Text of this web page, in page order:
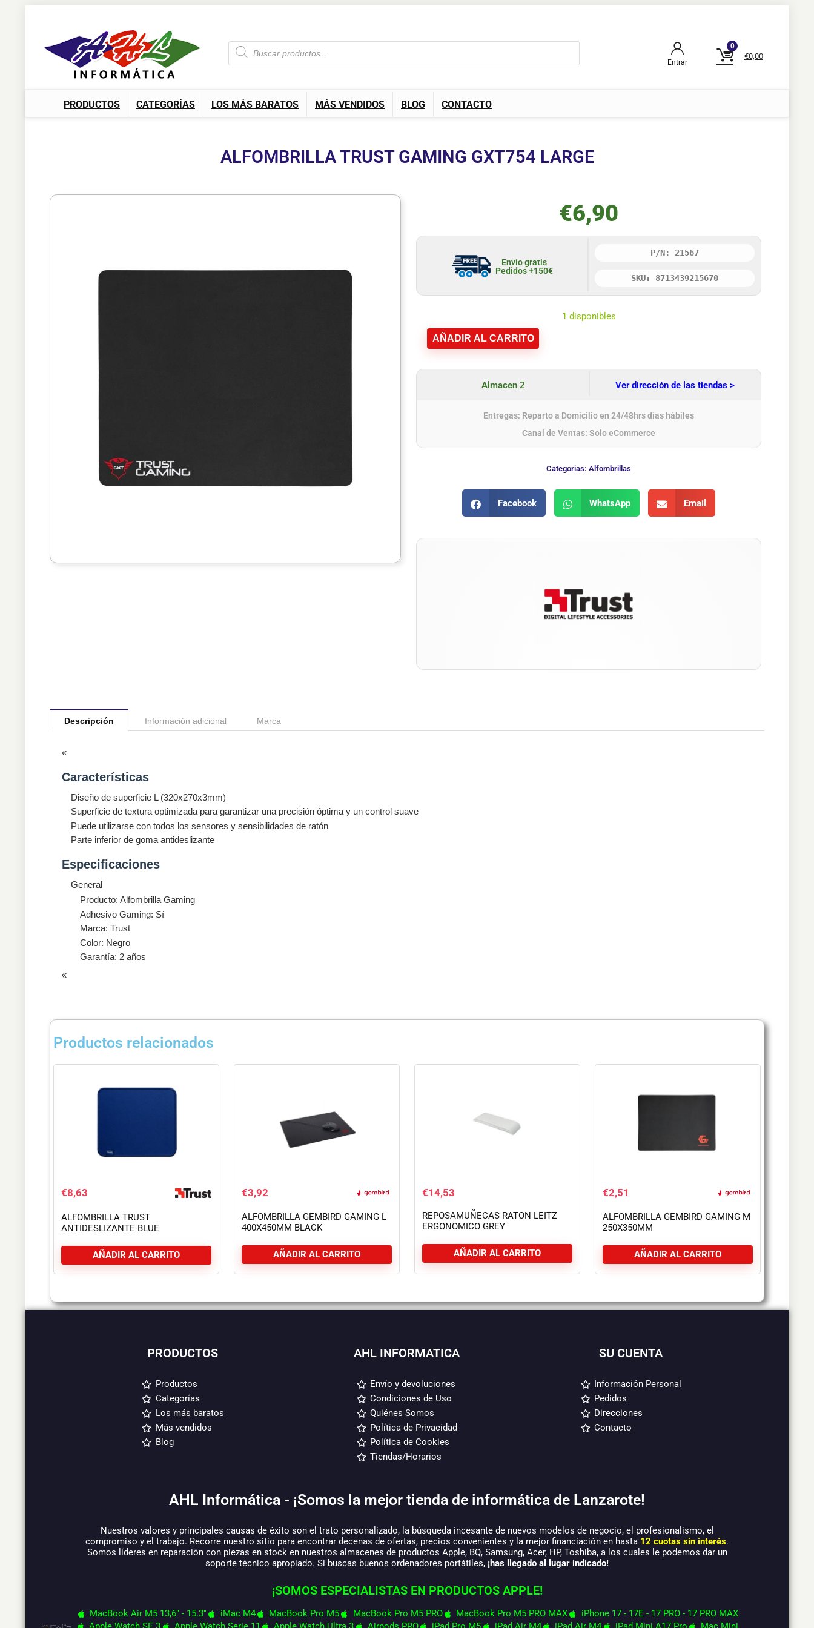
Entrar
0
€0,00
PRODUCTOS CATEGORÍAS LOS MÁS BARATOS MÁS VENDIDOS BLOG CONTACTO
ALFOMBRILLA TRUST GAMING GXT754 LARGE
€6,90
Envío gratis
Pedidos +150€
P/N: 21567
SKU: 8713439215670
1 disponibles
AÑADIR AL CARRITO
Almacen 2 Ver dirección de las tiendas >
Entregas: Reparto a Domicilio en 24/48hrs días hábiles
Canal de Ventas: Solo eCommerce
Categorias: Alfombrillas
Facebook WhatsApp Email
Descripción Información adicional Marca
«
Características
Diseño de superficie L (320x270x3mm)
Superficie de textura optimizada para garantizar una precisión óptima y un control suave
Puede utilizarse con todos los sensores y sensibilidades de ratón
Parte inferior de goma antideslizante
Especificaciones
General
Producto: Alfombrilla Gaming
Adhesivo Gaming: Sí
Marca: Trust
Color: Negro
Garantía: 2 años
«
Productos relacionados
€8,63
ALFOMBRILLA TRUST
ANTIDESLIZANTE BLUE
AÑADIR AL CARRITO
€3,92
ALFOMBRILLA GEMBIRD GAMING L
400X450MM BLACK
AÑADIR AL CARRITO
€14,53
REPOSAMUÑECAS RATON LEITZ
ERGONOMICO GREY
AÑADIR AL CARRITO
€2,51
ALFOMBRILLA GEMBIRD GAMING M
250X350MM
AÑADIR AL CARRITO
PRODUCTOS
Productos
Categorías
Los más baratos
Más vendidos
Blog
AHL INFORMATICA
Envío y devoluciones
Condiciones de Uso
Quiénes Somos
Política de Privacidad
Política de Cookies
Tiendas/Horarios
SU CUENTA
Información Personal
Pedidos
Direcciones
Contacto
AHL Informática - ¡Somos la mejor tienda de informática de Lanzarote!
Nuestros valores y principales causas de éxito son el trato personalizado, la búsqueda incesante de nuevos modelos de negocio, el profesionalismo, el
compromiso y el trabajo. Recorre nuestro sitio para encontrar decenas de ofertas, precios convenientes y la mejor financiación en hasta 12 cuotas sin interés.
Somos líderes en reparación con piezas en stock en nuestros almacenes de productos Apple, BQ, Samsung, Acer, HP, Toshiba, a los cuales le podemos dar un
soporte técnico apropiado. Si buscas buenos ordenadores portátiles, ¡has llegado al lugar indicado!
¡SOMOS ESPECIALISTAS EN PRODUCTOS APPLE!
MacBook Air M5 13,6" - 15.3" iMac M4 MacBook Pro M5 MacBook Pro M5 PRO MacBook Pro M5 PRO MAX
iPhone 17 - 17E - 17 PRO - 17 PRO MAX